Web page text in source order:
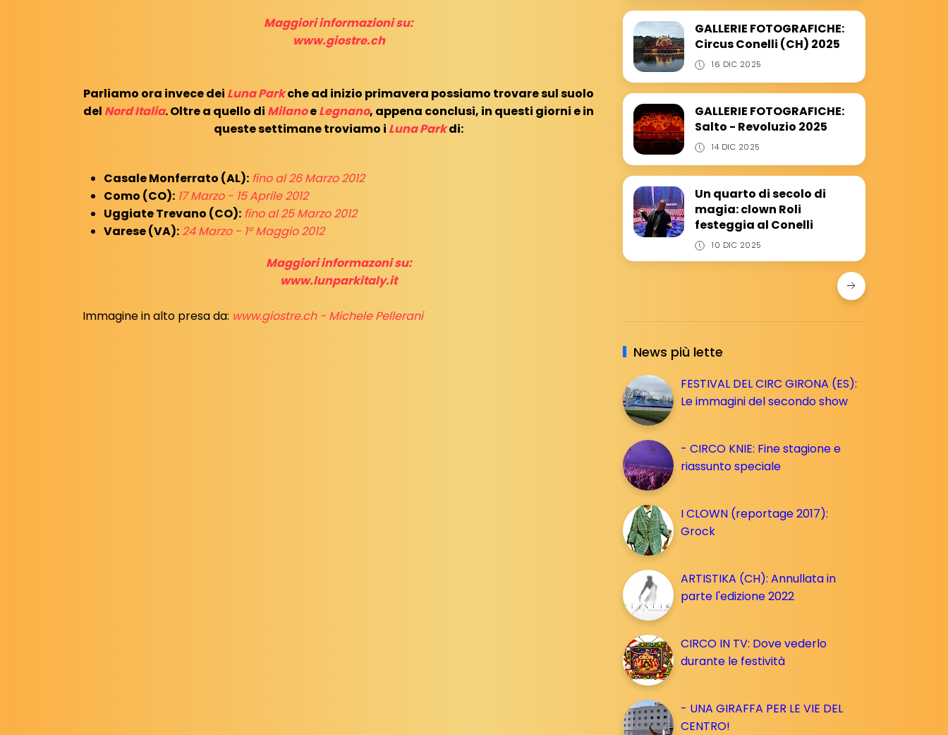
Maggiori informazioni su:
www.giostre.ch
Parliamo ora invece dei Luna Parkche ad inizio primavera possiamo trovare sul suolo
del Nord Italia. Oltre a quello di MilanoeLegnano, appena conclusi, in questi giorni e in
queste settimane troviamo i Luna Parkdi:
Casale Monferrato (AL): fino al 26 Marzo 2012
Como (CO): 17 Marzo - 15 Aprile 2012
Uggiate Trevano (CO): fino al 25 Marzo 2012
Varese (VA): 24 Marzo - 1° Maggio 2012
Maggiori informazoni su:
www.lunparkitaly.it
Immagine in alto presa da: www.giostre.ch- Michele Pellerani
GALLERIE FOTOGRAFICHE:
Circus Conelli (CH) 2025
16 DIC 2025
GALLERIE FOTOGRAFICHE:
Salto - Revoluzio 2025
14 DIC 2025
Un quarto di secolo di
magia: clown Roli
festeggia al Conelli
10 DIC 2025
News più lette
FESTIVAL DEL CIRC GIRONA (ES):
Le immagini del secondo show
- CIRCO KNIE: Fine stagione e
riassunto speciale
I CLOWN (reportage 2017):
Grock
ARTISTIKA (CH): Annullata in
parte l'edizione 2022
CIRCO IN TV: Dove vederlo
durante le festività
- UNA GIRAFFA PER LE VIE DEL
CENTRO!